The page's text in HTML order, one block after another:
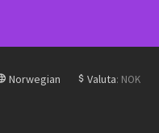
Norwegian Valuta: NOK